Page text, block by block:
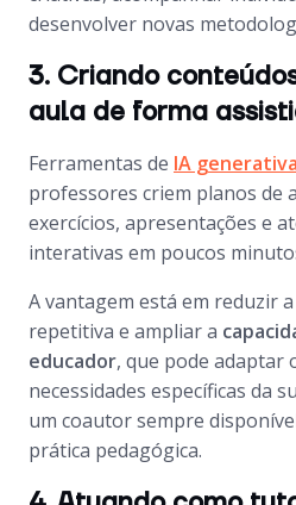
desenvolver novas
3. Criando
aula de forma
Ferramentas de IA generativa
professores criem planos de
exercícios, apresentações e
interativas em poucos
A vantagem está em reduzir
repetitiva e ampliar a
educador, que pode adaptar
necessidades específicas da
um coautor sempre
prática pedagógica.